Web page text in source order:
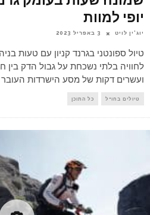
יופי למוות
יוג'ין לויט 3 באפריל 2023
טיול ספונטני בגרנד קניון עם טעות
לחוויה בלתי נשכחת על גבול הדק בין
ועשרים דקות של מסע הישרדות העובר
טיולים בחו"ל כל התוכן